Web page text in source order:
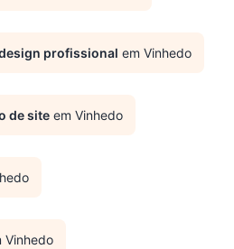
profissional em Vinhedo
de site em Vinhedo
Vinhedo